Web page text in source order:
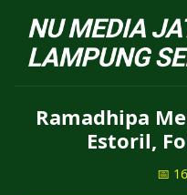
Ramadhipa
Estoril,
📅